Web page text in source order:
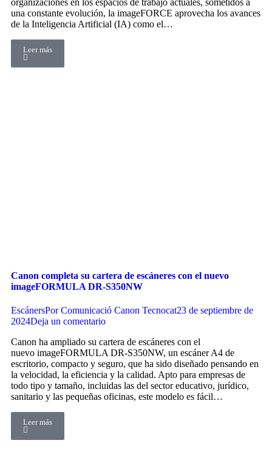
una constante evolución, la imageFORCE aprovecha los avances
de la Inteligencia Artificial (IA) como el…
Leer más
Canon completa su cartera de escáneres con el nuevo
imageFORMULA DR-S350NW
EscánersPorComunicació Canon Tecnocat23 de septiembre de
2024Deja un comentario
Canon ha ampliado su cartera de escáneres con el
nuevo imageFORMULA DR-S350NW, un escáner A4 de
escritorio, compacto y seguro, que ha sido diseñado pensando en
la velocidad, la eficiencia y la calidad. Apto para empresas de
todo tipo y tamaño, incluidas las del sector educativo, jurídico,
sanitario y las pequeñas oficinas, este modelo es fácil…
Leer más